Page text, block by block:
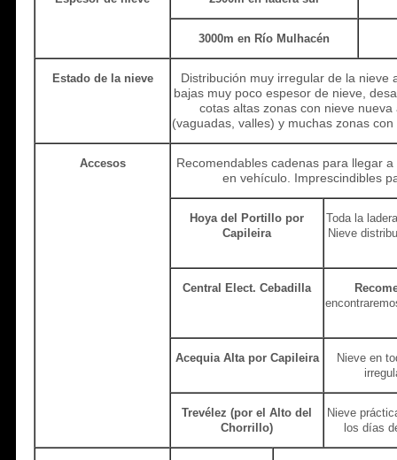
3000m en Río Mulhacén
Estado de la nieve
Distribución muy irregular de la nieve
bajas muy poco espesor de nieve,
cotas altas zonas con nieve
(vaguadas, valles) y muchas zonas
Accesos
Recomendables cadenas para llegar
en vehículo. Imprescindibles
Hoya del Portillo por
Capileira
Toda la
Nieve
Central Elect. Cebadilla
Acequia Alta por Capileira
Nieve en
Trevélez (por el Alto del
Chorrillo)
Nieve
los días